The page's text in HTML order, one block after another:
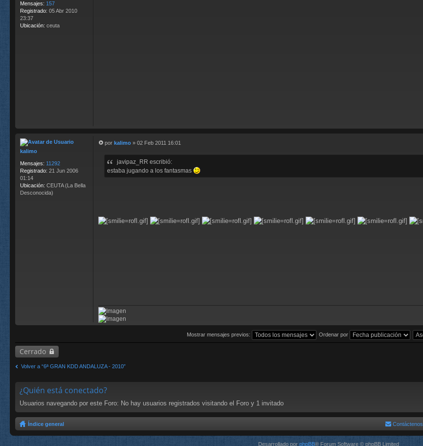
Mensajes: 157
Registrado: 05 Abr 2010
23:37
Ubicación: ceuta
kalimo
Mensajes: 11292
Registrado: 21 Jun 2006
01:14
Ubicación: CEUTA (La Bella
Desconocida)
por kalimo » 02 Feb 2011 16:01
javipaz_RR escribió:
estaba jugando a los fantasmas
Mostrar mensajes previos: Ordenar por
Cerrado
Volver a “6ª GRAN KDD ANDALUZA - 2010”
¿Quién está conectado?
Usuarios navegando por este Foro: No hay usuarios registrados visitando el Foro y 1 invitado
Índice general Contáctenos
Desarrollado por phpBB® Forum Software © phpBB Limited